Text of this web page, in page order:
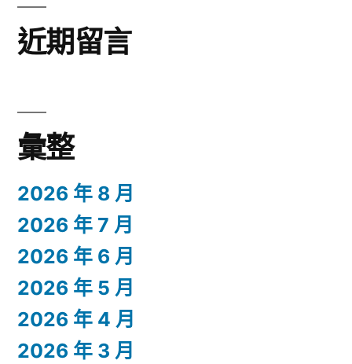
近期留言
彙整
2026 年 8 月
2026 年 7 月
2026 年 6 月
2026 年 5 月
2026 年 4 月
2026 年 3 月